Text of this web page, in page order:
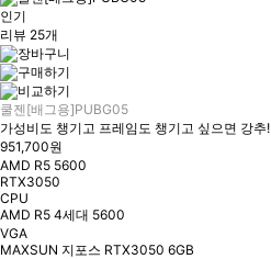
인기
리뷰 25개
쿨젠[배그용]PUBG05
가성비도 챙기고 프레임도 챙기고 싶으면 강추!
951,700원
AMD R5 5600
RTX3050
CPU
AMD R5 4세대 5600
VGA
MAXSUN 지포스 RTX3050 6GB